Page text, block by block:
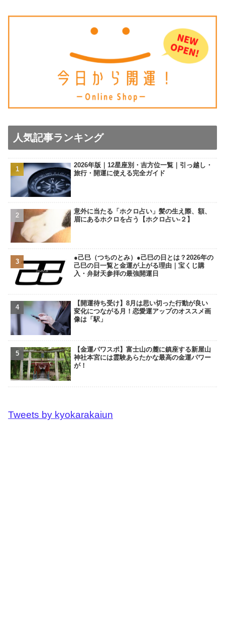
人気記事ランキング
2026年版｜12星座別・吉方位一覧｜引っ越し・
旅行・開運に使える完全ガイド
意外に当たる「ホクロ占い」髪の生え際、額、
眉にあるホクロを占う【ホクロ占い‐２】
●己巳（つちのとみ）●己巳の日とは？2026年の
己巳の日一覧と金運が上がる理由｜宝くじ購
入・弁財天参拝の最強開運日
【開運待ち受け】8月は思い切った行動が良い
変化につながる月！恋愛運アップのオススメ画
像は「駅」
【金運パワスポ】富士山の麓に鎮座する新屋山
神社本宮には霊験あらたかな最高の金運パワー
が！
Tweets by kyokarakaiun